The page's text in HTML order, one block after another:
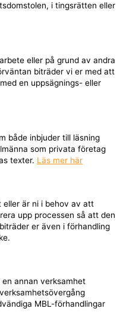
i tingsrätten eller
eller på grund av andra
biträder vi er med att
en uppsägnings- eller
både inbjuder till läsning
som privata företag
texter. Läs mer här
eller är ni i behov av att
upp processen så att den
er även i förhandling
annan verksamhet
MBL-förhandlingar